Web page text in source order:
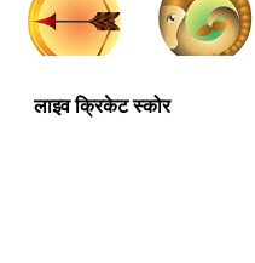
लाइव क्रिकेट स्कोर